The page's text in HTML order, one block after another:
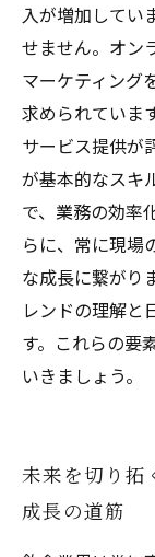
入が増加してい
せません。オン
マーケティング
求められていま
サービス提供が
が基本的なスキ
で、業務の効率
らに、常に現場
な成長に繋がり
レンドの理解と
す。これらの要
いきましょう。
未来を切り拓
成長の道筋